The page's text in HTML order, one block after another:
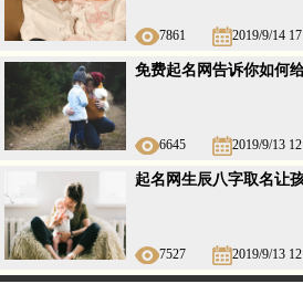
7861 2019/9/14
免费起名网告诉你如何
6645 2019/9/13
起名网生辰八字取名让
7527 2019/9/13